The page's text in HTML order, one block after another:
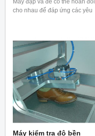
Máy đập và đe có thể hoán đổi
cho nhau để đáp ứng các yêu
Máy kiểm tra độ bền